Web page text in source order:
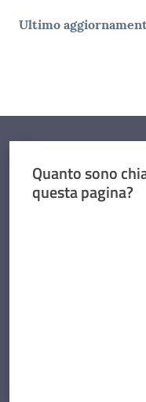
Ultimo
Quanto sono
questa pagina?